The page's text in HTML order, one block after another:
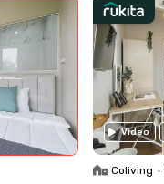
Video
Coliving •